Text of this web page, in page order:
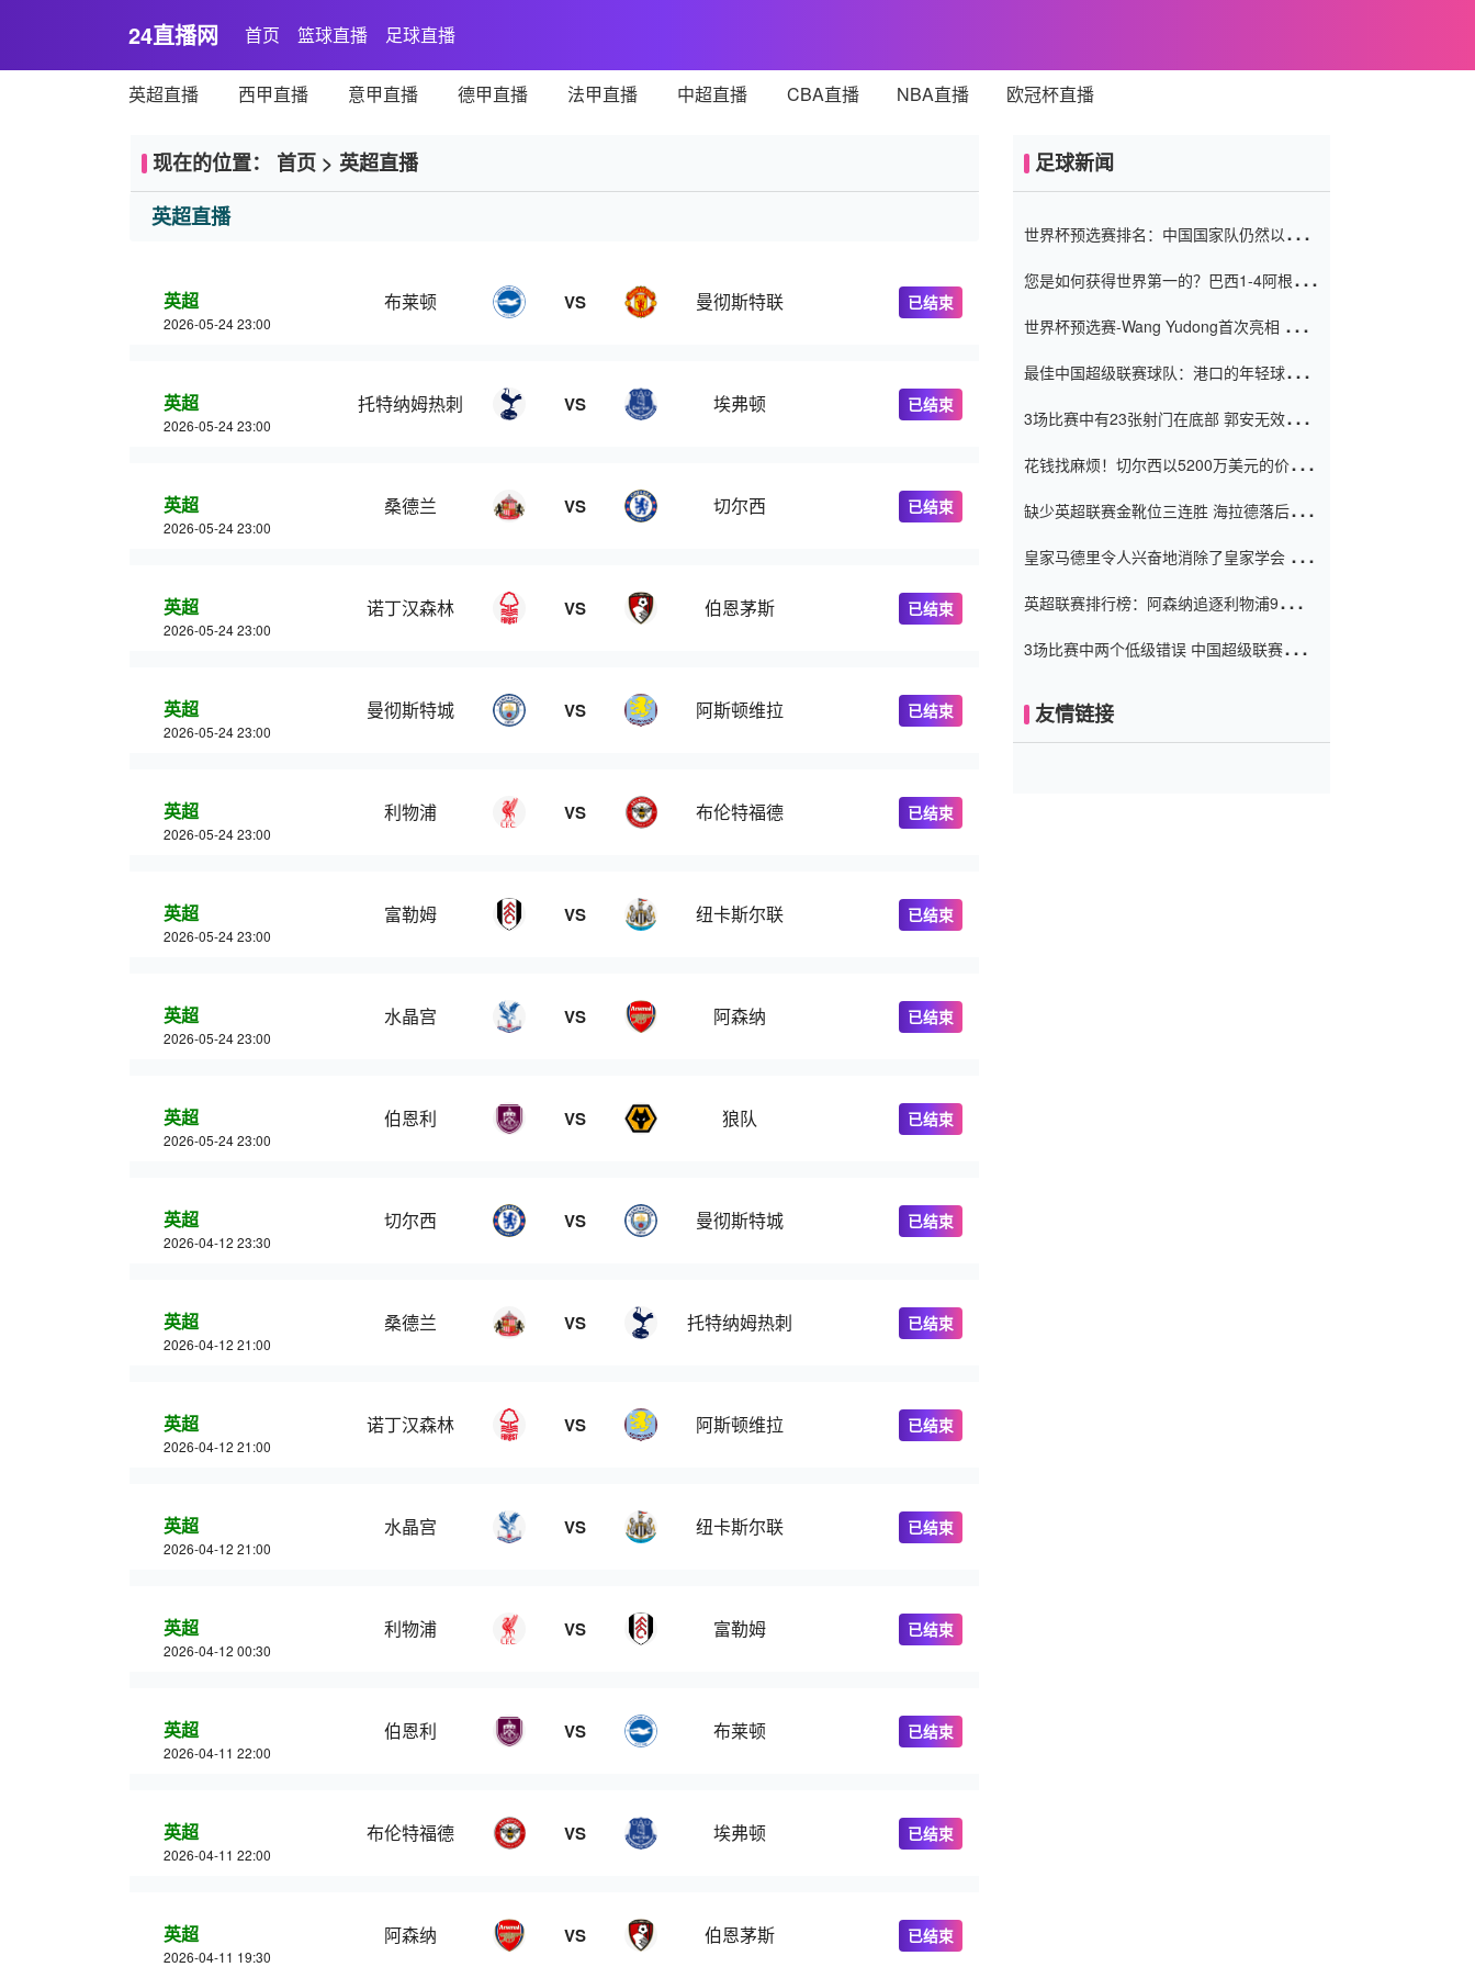
24直播网 首页 篮球直播 足球直播
英超直播 西甲直播 意甲直播 德甲直播 法甲直播 中超直播 CBA直播 NBA直播 欧冠杯直播
现在的位置： 首页 > 英超直播
英超直播
英超
2026-05-24 23:00
布莱顿 VS 曼彻斯特联 已结束
英超
2026-05-24 23:00
托特纳姆热刺 VS 埃弗顿 已结束
英超
2026-05-24 23:00
桑德兰 VS 切尔西 已结束
英超
2026-05-24 23:00
诺丁汉森林 VS 伯恩茅斯 已结束
英超
2026-05-24 23:00
曼彻斯特城 VS 阿斯顿维拉 已结束
英超
2026-05-24 23:00
利物浦 VS 布伦特福德 已结束
英超
2026-05-24 23:00
富勒姆 VS 纽卡斯尔联 已结束
英超
2026-05-24 23:00
水晶宫 VS 阿森纳 已结束
英超
2026-05-24 23:00
伯恩利 VS 狼队 已结束
英超
2026-04-12 23:30
切尔西 VS 曼彻斯特城 已结束
英超
2026-04-12 21:00
桑德兰 VS 托特纳姆热刺 已结束
英超
2026-04-12 21:00
诺丁汉森林 VS 阿斯顿维拉 已结束
英超
2026-04-12 21:00
水晶宫 VS 纽卡斯尔联 已结束
英超
2026-04-12 00:30
利物浦 VS 富勒姆 已结束
英超
2026-04-11 22:00
伯恩利 VS 布莱顿 已结束
英超
2026-04-11 22:00
布伦特福德 VS 埃弗顿 已结束
英超
2026-04-11 19:30
阿森纳 VS 伯恩茅斯 已结束
足球新闻
世界杯预选赛排名：中国国家队仍然以6分
您是如何获得世界第一的？巴西1-4阿根
世界杯预选赛-Wang Yudong首次亮相 中国
最佳中国超级联赛球队：港口的年轻球员在
（Taishan）
3场比赛中有23张射门在底部 郭安无效传球
花钱找麻烦！切尔西以5200万美元的价格
窗口
缺少英超联赛金靴位三连胜 海拉德落后6球
皇家马德里令人兴奋地消除了皇家学会 安
英超联赛排行榜：阿森纳追逐利物浦9分 曼
3场比赛中两个低级错误 中国超级联赛的前
友情链接